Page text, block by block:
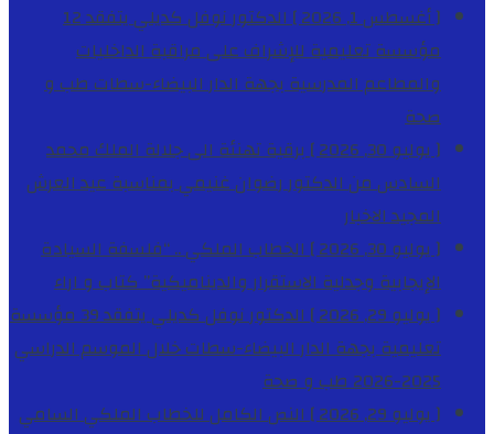
[ أغسطس 1, 2026 ]
الدكتور نوفل كديلي يتفقد 12
مؤسسة تعليمية للإشراف على مراقبة الداخليات
والمطاعم المدرسية بجهة الدار البيضاء-سطاتطب و
صحة
[ يوليو 30, 2026 ]
برقية تهنئة الى جلالة الملك محمد
السادس من الدكتور رضوان غنيمي بمناسبة عيد العرش
المجيدالاخبار
[ يوليو 30, 2026 ]
الخطاب الملكي .. “فلسفة السيادة
الإيجابية وجدلية الاستقرار والديناميكية”كتاب و اراء
[ يوليو 29, 2026 ]
الدكتور نوفل كديلي يتفقد 39 مؤسسة
تعليمية بجهة الدار البيضاء-سطات خلال الموسم الدراسي
2025-2026
طب و صحة
[ يوليو 29, 2026 ]
النص الكامل للخطاب الملكي السامي